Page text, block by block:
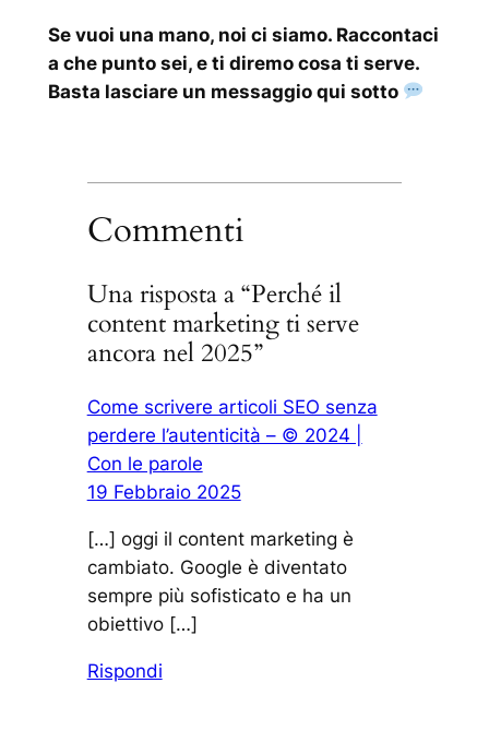
Se vuoi una mano, noi ci siamo. Raccontaci
a che punto sei, e ti diremo cosa ti serve.
Basta lasciare un messaggio qui sotto
Commenti
Una risposta a “Perché il
content marketing ti serve
ancora nel 2025”
Come scrivere articoli SEO senza
perdere l’autenticità – © 2024 |
Con le parole
19 Febbraio 2025
[…] oggi il content marketing è
cambiato. Google è diventato
sempre più sofisticato e ha un
obiettivo […]
Rispondi